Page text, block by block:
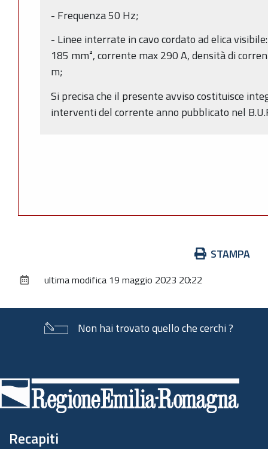
- Frequenza 50 Hz;
- Linee interrate in cavo cordato ad elica
185 mm², corrente max 290 A, densità di
m;
Si precisa che il presente avviso costituisce
interventi del corrente anno pubblicato nel
documento
STAMPA
ultima modifica 19 maggio 2023 20:22
Non hai trovato quello che cerchi ?
di
pagina
Recapiti